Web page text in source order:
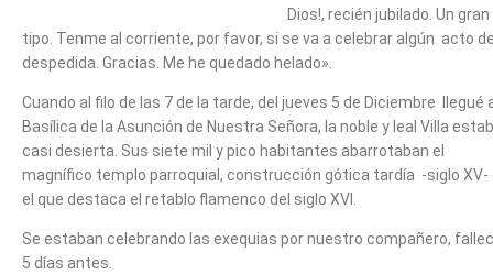
Dios!, recién jubilado. Un gran
tipo. Tenme al corriente, por favor, si se va a celebrar algún acto
despedida. Gracias. Me he quedado helado».
Cuando al filo de las 7 de la tarde, del jueves 5 de Diciembre llegué
Basílica de la Asunción de Nuestra Señora, la noble y leal Villa
casi desierta. Sus siete mil y pico habitantes abarrotaban el
magnífico templo parroquial, construcción gótica tardía -siglo XV-
el que destaca el retablo flamenco del siglo XVI.
Se estaban celebrando las exequias por nuestro compañero,
5 días antes.